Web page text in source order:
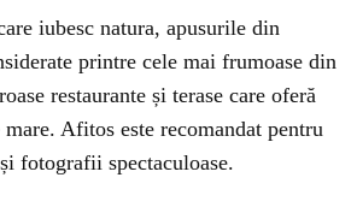
iubesc natura, apusurile din
printre cele mai frumoase din
restaurante și terase care oferă
Afitos este recomandat pentru
fotografii spectaculoase.